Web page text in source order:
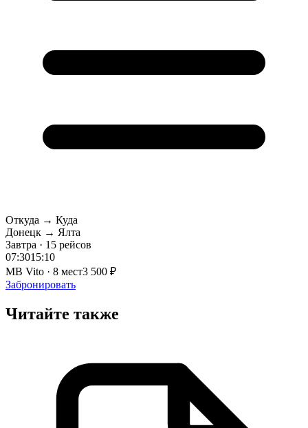
Откуда → Куда
Донецк → Ялта
Завтра · 15 рейсов
07:3015:10
MB Vito · 8 мест3 500 ₽
Забронировать
Читайте также